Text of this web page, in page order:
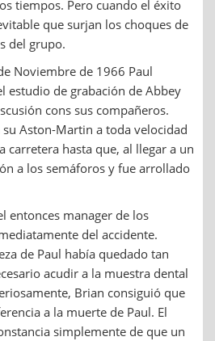
tiempos. Pero cuando el éxito
que surjan los choques de
del grupo.
Noviembre de 1966 Paul
estudio de grabación de Abbey
cons sus compañeros.
Aston-Martin a toda velocidad
carretera hasta que, al llegar a un
a los semáforos y fue arrollado
entonces manager de los
del accidente.
de Paul había quedado tan
acudir a la muestra dental
Brian consiguió que
a la muerte de Paul. El
simplemente de que un